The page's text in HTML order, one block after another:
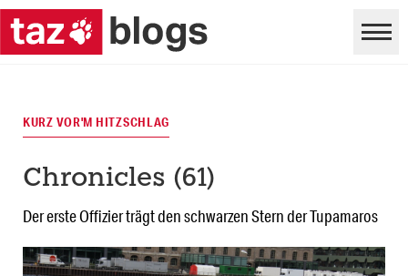
KURZ VOR'M HITZSCHLAG
Chronicles (61)
Der erste Offizier trägt den schwarzen Stern der Tupamaros